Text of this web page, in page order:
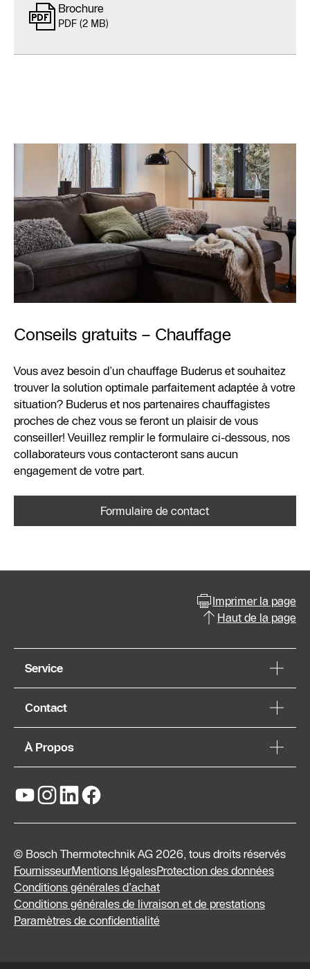
Brochure
PDF (2 MB)
Conseils gratuits – Chauffage
Vous avez besoin d’un chauffage Buderus et souhaitez
trouver la solution optimale parfaitement adaptée à votre
situation? Buderus et nos partenaires chauffagistes
proches de chez vous se feront un plaisir de vous
conseiller! Veuillez remplir le formulaire ci-dessous, nos
collaborateurs vous contacteront sans aucun
engagement de votre part.
Formulaire de contact
Imprimer la page
Haut de la page
Service
Contact
À Propos
© Bosch Thermotechnik AG 2026, tous droits réservés
FournisseurMentions légalesProtection des données
Conditions générales d’achat
Conditions générales de livraison et de prestations
Paramètres de confidentialité